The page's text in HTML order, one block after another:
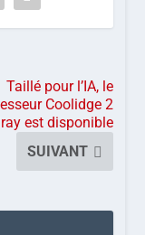
Taillé pour l’IA, le
Coolidge 2
est disponible
SUIVANT